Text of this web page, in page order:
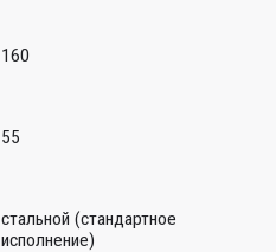
160
55
стальной (стандартное
исполнение)